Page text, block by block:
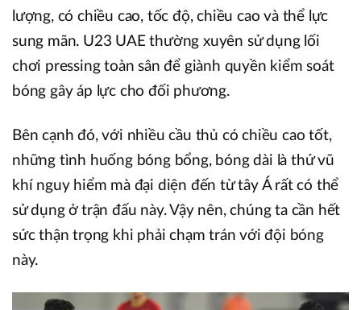
lượng, có chiều cao, tốc độ, chiều cao và thể lực
sung mãn. U23 UAE thường xuyên sử dụng lối
chơi pressing toàn sân để giành quyền kiểm soát
bóng gây áp lực cho đối phương.
Bên cạnh đó, với nhiều cầu thủ có chiều cao tốt,
những tình huống bóng bổng, bóng dài là thứ vũ
khí nguy hiểm mà đại diện đến từ tây Á rất có thể
sử dụng ở trận đấu này. Vậy nên, chúng ta cần hết
sức thận trọng khi phải chạm trán với đội bóng
này.